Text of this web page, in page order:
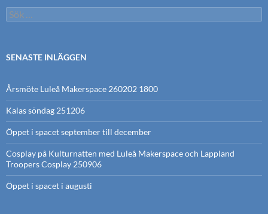
Sök
efter:
SENASTE INLÄGGEN
Årsmöte Luleå Makerspace 260202 1800
Kalas söndag 251206
Öppet i spacet september till december
Cosplay på Kulturnatten med Luleå Makerspace och Lappland
Troopers Cosplay 250906
Öppet i spacet i augusti